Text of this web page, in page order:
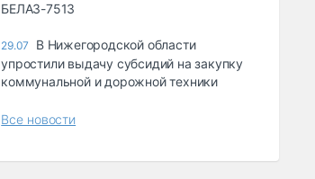
БЕЛАЗ-7513
29.07
В Нижегородской области
упростили выдачу субсидий на закупку
коммунальной и дорожной техники
Все новости